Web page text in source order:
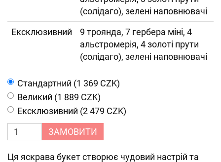
(солідаго), зелені наповнювачі
Ексклюзивний
9 троянда, 7 гербера міні, 4
альстромерія, 4 золоті прути
(солідаго), зелені наповнювачі
Cтандартний (1 369 CZK)
Великий (1 889 CZK)
Ексклюзивний (2 479 CZK)
ЗАМОВИТИ
Ця яскрава букет створює чудовий настрій та